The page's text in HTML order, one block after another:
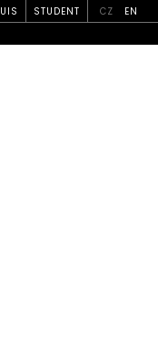
UIS STUDENT CZ EN